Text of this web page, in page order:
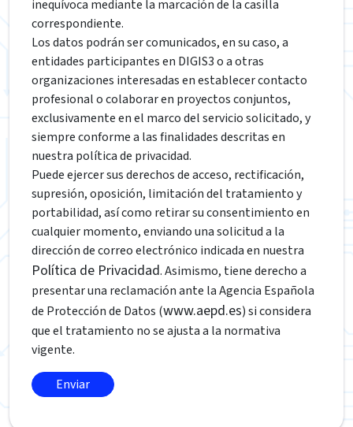
inequívoca mediante la marcación de la casilla
correspondiente.
Los datos podrán ser comunicados, en su caso, a
entidades participantes en DIGIS3 o a otras
organizaciones interesadas en establecer contacto
profesional o colaborar en proyectos conjuntos,
exclusivamente en el marco del servicio solicitado, y
siempre conforme a las finalidades descritas en
nuestra política de privacidad.
Puede ejercer sus derechos de acceso, rectificación,
supresión, oposición, limitación del tratamiento y
portabilidad, así como retirar su consentimiento en
cualquier momento, enviando una solicitud a la
dirección de correo electrónico indicada en nuestra
Política de Privacidad. Asimismo, tiene derecho a
presentar una reclamación ante la Agencia Española
de Protección de Datos (www.aepd.es) si considera
que el tratamiento no se ajusta a la normativa
vigente.